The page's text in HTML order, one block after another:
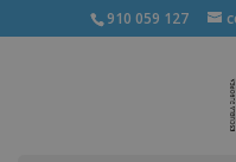
910 059 127